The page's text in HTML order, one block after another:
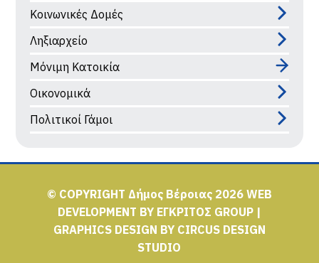
Κοινωνικές Δομές
Ληξιαρχείο
Μόνιμη Κατοικία
Οικονομικά
Πολιτικοί Γάμοι
© COPYRIGHT Δήμος Βέροιας 2026 WEB
DEVELOPMENT BY ΕΓΚΡΙΤΟΣ GROUP|
GRAPHICS DESIGN BY CIRCUS DESIGN
STUDIO